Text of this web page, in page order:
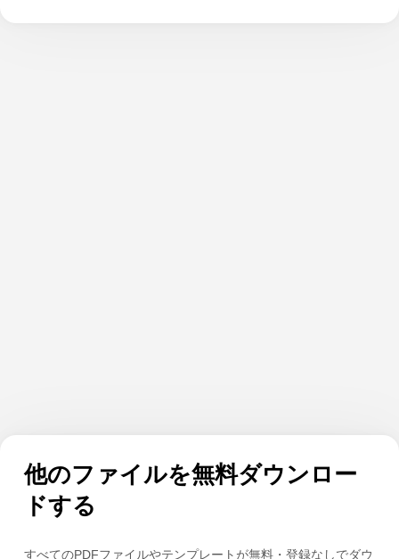
他のファイルを無料ダウンロー
ドする
すべてのPDFファイルやテンプレートが無料・登録なしでダウ